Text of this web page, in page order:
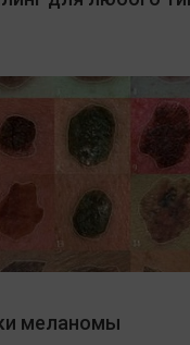
меланомы